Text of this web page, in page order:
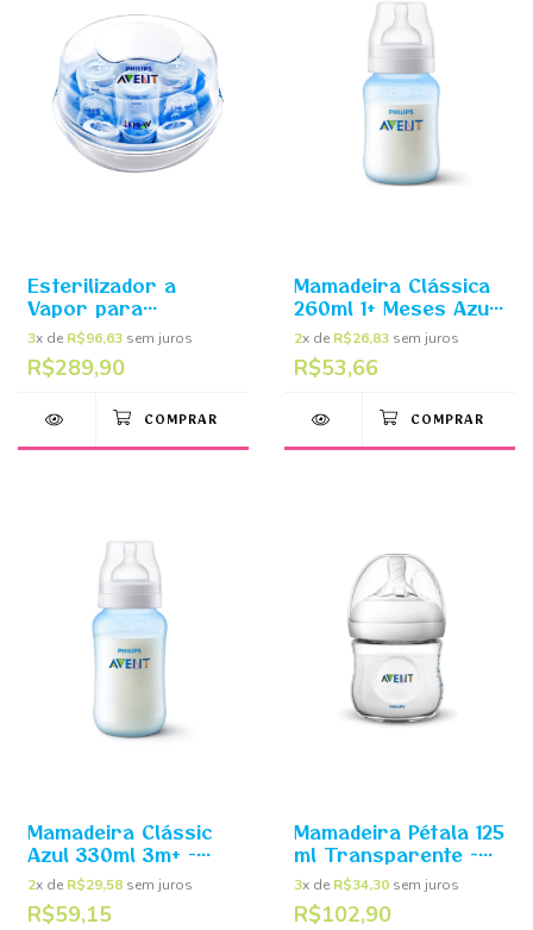
Esterilizador a
Vapor para
Microondas Philips
Avent
3x de R$96,63 sem juros
R$289,90
Mamadeira Clássica
260ml 1+ Meses Azul
- Philips Avent
2x de R$26,83 sem juros
R$53,66
Mamadeira Clássic
Azul 330ml 3m+ -
Philips Avent
2x de R$29,58 sem juros
R$59,15
Mamadeira Pétala 125
ml Transparente -
Philips Avent
3x de R$34,30 sem juros
R$102,90